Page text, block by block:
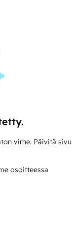
virhe. Päivitä sivu
osoitteessa